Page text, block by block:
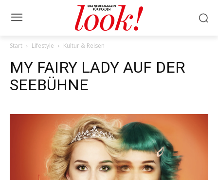
Start Lifestyle Kultur & Reisen
MY FAIRY LADY AUF DER
SEEBÜHNE